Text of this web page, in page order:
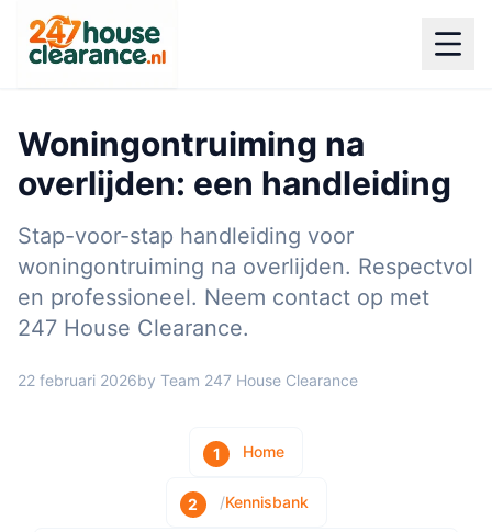
Woningontruiming na
overlijden: een handleiding
Stap-voor-stap handleiding voor
woningontruiming na overlijden. Respectvol
en professioneel. Neem contact op met
247 House Clearance.
22 februari 2026by Team 247 House Clearance
Home
/Kennisbank